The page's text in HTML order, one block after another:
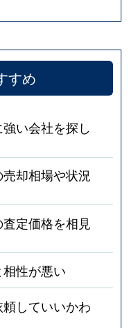
すめ
い会社を探し
却相場や状況
定価格を相見
性が悪い
していいかわ